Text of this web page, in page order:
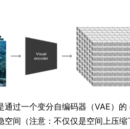
通过一个变分自编码器（VAE）
间（注意：不仅仅是空间上压缩